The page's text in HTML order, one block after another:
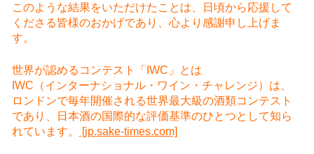
このような結果をいただけたことは、日頃から応援して
くださる皆様のおかげであり、心より感謝申し上げま
す。
世界が認めるコンテスト「IWC」とは
IWC（インターナショナル・ワイン・チャレンジ）は、
ロンドンで毎年開催される世界最大級の酒類コンテスト
であり、日本酒の国際的な評価基準のひとつとして知ら
れています。
[jp.sake-times.com]